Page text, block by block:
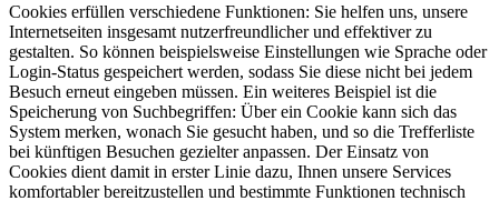
Cookies erfüllen verschiedene Funktionen: Sie helfen uns, unsere
Internetseiten insgesamt nutzerfreundlicher und effektiver zu
gestalten. So können beispielsweise Einstellungen wie Sprache oder
Login-Status gespeichert werden, sodass Sie diese nicht bei jedem
Besuch erneut eingeben müssen. Ein weiteres Beispiel ist die
Speicherung von Suchbegriffen: Über ein Cookie kann sich das
System merken, wonach Sie gesucht haben, und so die Trefferliste
bei künftigen Besuchen gezielter anpassen. Der Einsatz von
Cookies dient damit in erster Linie dazu, Ihnen unsere Services
komfortabler bereitzustellen und bestimmte Funktionen technisch